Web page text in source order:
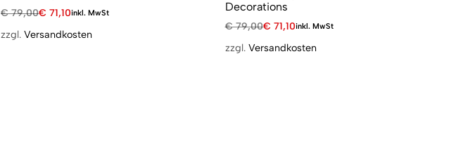
€79,00€ 71,10inkl. MwSt
zzgl. Versandkosten
Decorations
€79,00€ 71,10inkl. MwSt
zzgl. Versandkosten